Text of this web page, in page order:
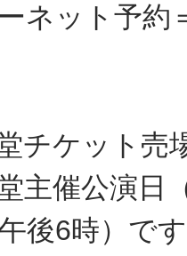
ネット予約
ケット売
主催公演日
午後6時）で